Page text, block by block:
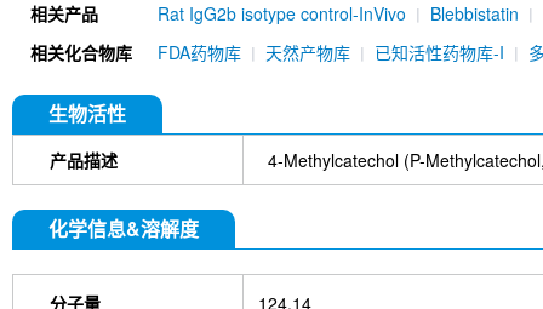
相关产品 Rat IgG2b isotype control-InVivo
Blebbistatin
MU)
Rat IgG1 isotype control-InVivo
Farrerol
Chlorogenic Acid
2,2,2-Tribromoethanol
Hydroxytyrosol
D-(+)-Trehalose
Hyaluronic acid (Hyaluronan)
GSK805
Pamrevlumab (anti-CTGF)
Bromhexine HCl
E7820
Sphingosine HQNO
Iodoacetamide
(Rabbit mAb) [B17N21]
Fetuin, Fetal Bovine
相关化合物库 FDA药物库 天然产物库 已知活性药物库-I
生物活性
产品描述 4-Methylcatechol (P-
化学信息&溶解度
分子量 124.14